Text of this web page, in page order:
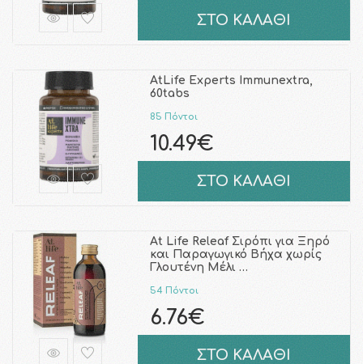
ΣΤΟ ΚΑΛΑΘΙ
AtLife Experts Immunextra,
60tabs
85 Πόντοι
10.49€
ΣΤΟ ΚΑΛΑΘΙ
At Life Releaf Σιρόπι για Ξηρό
και Παραγωγικό Βήχα χωρίς
Γλουτένη Μέλι …
54 Πόντοι
6.76€
ΣΤΟ ΚΑΛΑΘΙ